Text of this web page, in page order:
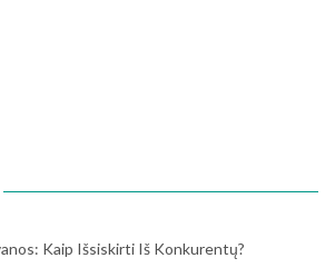
Kaip Išsiskirti Iš Konkurentų?